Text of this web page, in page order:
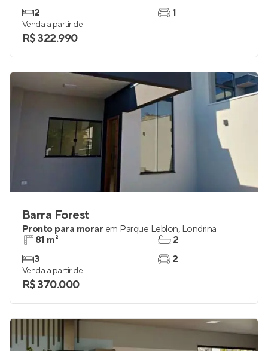
2
1
Venda a partir de
R$ 322.990
Barra Forest
Pronto para morar em Parque Leblon, Londrina
81 m²
3
2
2
Venda a partir de
R$ 370.000